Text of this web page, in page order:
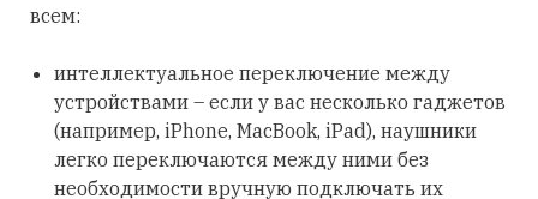
всем:
интеллектуальное переключение между
устройствами – если у вас несколько гаджетов
(например, iPhone, MacBook, iPad), наушники
легко переключаются между ними без
необходимости вручную подключать их